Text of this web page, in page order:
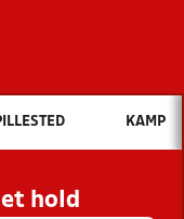
vil du søge efter?
OG NYHEDER
OG
KAMP
hold